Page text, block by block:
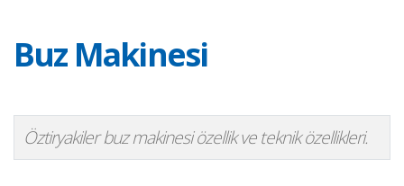
Buz Makinesi
Öztiryakiler buz makinesi özellik ve teknik özellikleri.